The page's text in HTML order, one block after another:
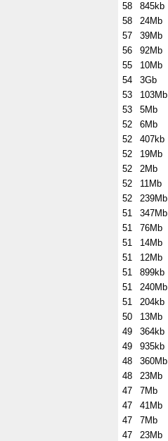
58
845kb
58
24Mb
57
39Mb
56
92Mb
55
10Mb
54
3Gb
53
103Mb
53
5Mb
52
6Mb
52
407kb
52
19Mb
52
2Mb
52
11Mb
52
239Mb
51
347Mb
51
76Mb
51
14Mb
51
12Mb
51
899kb
51
240Mb
51
204kb
50
13Mb
49
364kb
49
935kb
48
360Mb
48
23Mb
47
7Mb
47
41Mb
47
7Mb
47
23Mb